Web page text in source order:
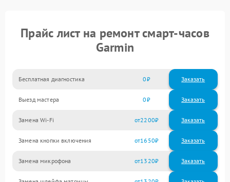
Прайс лист на ремонт смарт-часов
Garmin
Бесплатная диагностика 0 Заказать
Выезд мастера 0 Заказать
Замена Wi-Fi 2200
Замена кнопки включения 1650
Замена микрофона 1320